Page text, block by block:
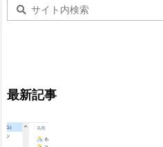
最新記事